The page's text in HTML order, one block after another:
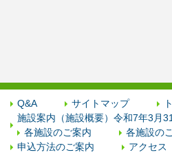
Q&A サイトマップ
施設案内（施設概要）令和7年3月
各施設のご案内
各施設の
申込方法のご案内
アクセス